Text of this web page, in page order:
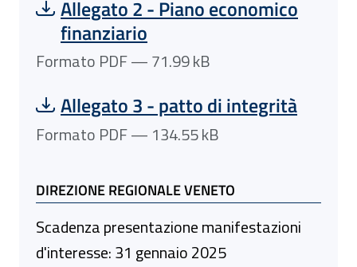
Scarica file:
Allegato 2 - Piano economico
finanziario
Formato PDF — Dimensione 71.99 kB
Formato PDF — 71.99 kB
Scarica file:
Allegato 3 - patto di integrità
Formato PDF — Dimensione 134.55 kB
Formato PDF — 134.55 kB
DIREZIONE REGIONALE VENETO
Scadenza presentazione manifestazioni
d'interesse: 31 gennaio 2025